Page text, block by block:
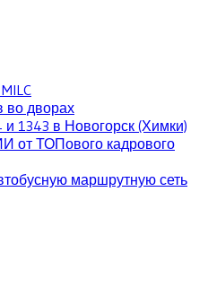
во дворах
1343 в Новогорск (Химки)
ТОПового кадрового
маршрутную сеть